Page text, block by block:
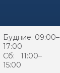
Будние: 09:00–
17:00
Cб: 11:00–
15:00